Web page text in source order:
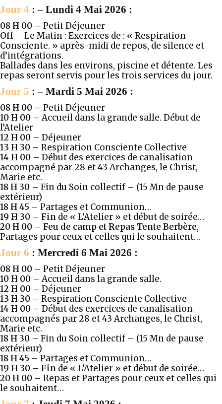
Jour 4 : – Lundi 4 Mai 2026 :
08 H 00 – Petit Déjeuner
Off– Le Matin : Exercices de : « Respiration
Consciente. » après-midi de repos, de silence et
d’intégrations.
Ballades dans les environs, piscine et détente. Les
repas seront servis pour les trois services du jour.
Jour 5 : – Mardi 5 Mai 2026 :
08 H 00 – Petit Déjeuner
10 H 00 – Accueil dans la grande salle. Début de
l’Atelier
12 H 00 – Déjeuner
13 H 30 – Respiration Consciente Collective
14 H 00 – Début des exercices de canalisation
accompagné par 28 et 43 Archanges, le Christ,
Marie etc.
18 H 30 – Fin du Soin collectif – (15 Mn de pause
extérieur)
18 H 45 – Partages et Communion…
19 H 30 – Fin de « L’Atelier » et début de soirée…
20 H 00 – Feu de camp et Repas Tente Berbère,
Partages pour ceux et celles qui le souhaitent…
Jour 6 : Mercredi 6 Mai 2026 :
08 H 00 – Petit Déjeuner
10 H 00 – Accueil dans la grande salle.
12 H 00 – Déjeuner
13 H 30 – Respiration Consciente Collective
14 H 00 – Début des exercices de canalisation
accompagnés par 28 et 43 Archanges, le Christ,
Marie etc.
18 H 30 – Fin du Soin collectif – (15 Mn de pause
extérieur)
18 H 45 – Partages et Communion…
19 H 30 – Fin de « L’Atelier » et début de soirée…
20 H 00 – Repas et Partages pour ceux et celles qui
le souhaitent…